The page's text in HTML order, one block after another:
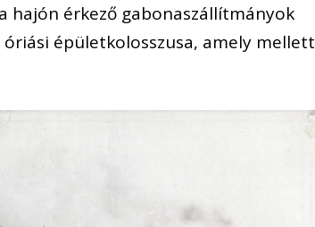
hajón érkező gabonaszállítmányok
épületkolosszusa, amely mellett